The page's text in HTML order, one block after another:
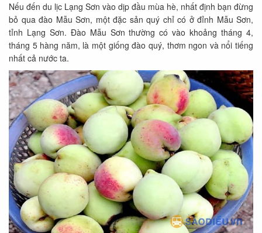
Nếu đến du lịc Lạng Sơn vào dịp đầu mùa hè, nhất định bạn đừng
bỏ qua đào Mẫu Sơn, một đặc sản quý chỉ có ở đỉnh Mẫu Sơn,
tỉnh Lạng Sơn. Đào Mẫu Sơn thường có vào khoảng tháng 4,
tháng 5 hàng năm, là một giống đào quý, thơm ngon và nổi tiếng
nhất cả nước ta.